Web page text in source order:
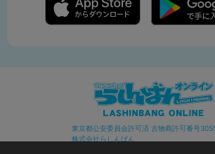
東京都公安委員会許可済 古物商許可番号
株式会社らしんばん